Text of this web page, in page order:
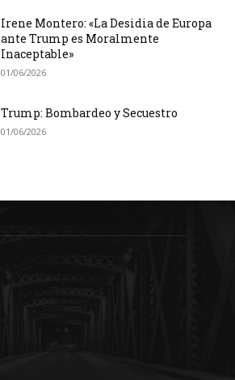
Irene Montero: «La Desidia de Europa
ante Trump es Moralmente
Inaceptable»
01/06/2026
Trump: Bombardeo y Secuestro
01/06/2026